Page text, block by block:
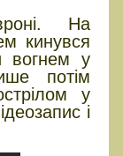
На
кинувся
вогнем у
потім
у
і